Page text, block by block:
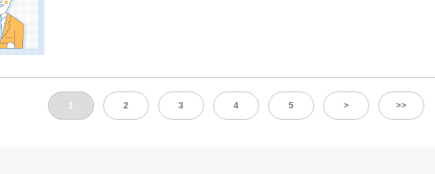
1 2 3 4 5 > >>